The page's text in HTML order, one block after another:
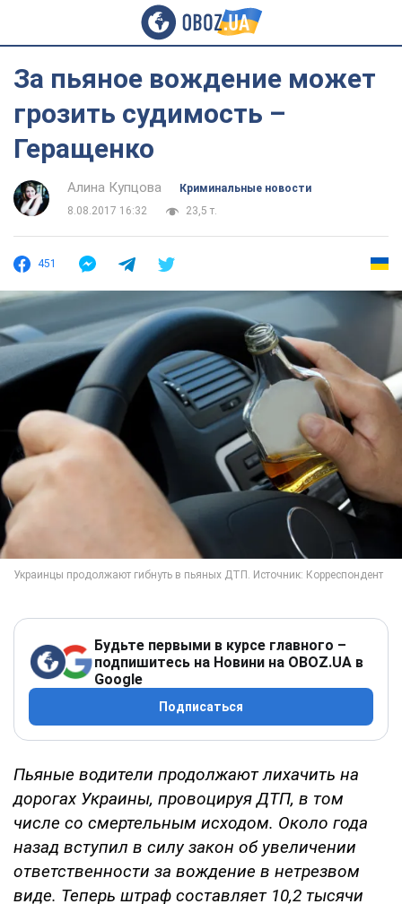
За пьяное вождение может
грозить судимость –
Геращенко
Алина Купцова
Криминальные новости
8.08.2017 16:32
23,5 т.
451
Будьте первыми в курсе главного –
подпишитесь на Новини на OBOZ.UA в
Google
Подписаться
Пьяные водители продолжают лихачить на
дорогах Украины, провоцируя ДТП, в том
числе со смертельным исходом. Около года
назад вступил в силу закон об увеличении
ответственности за вождение в нетрезвом
виде. Теперь штраф составляет 10,2 тысячи